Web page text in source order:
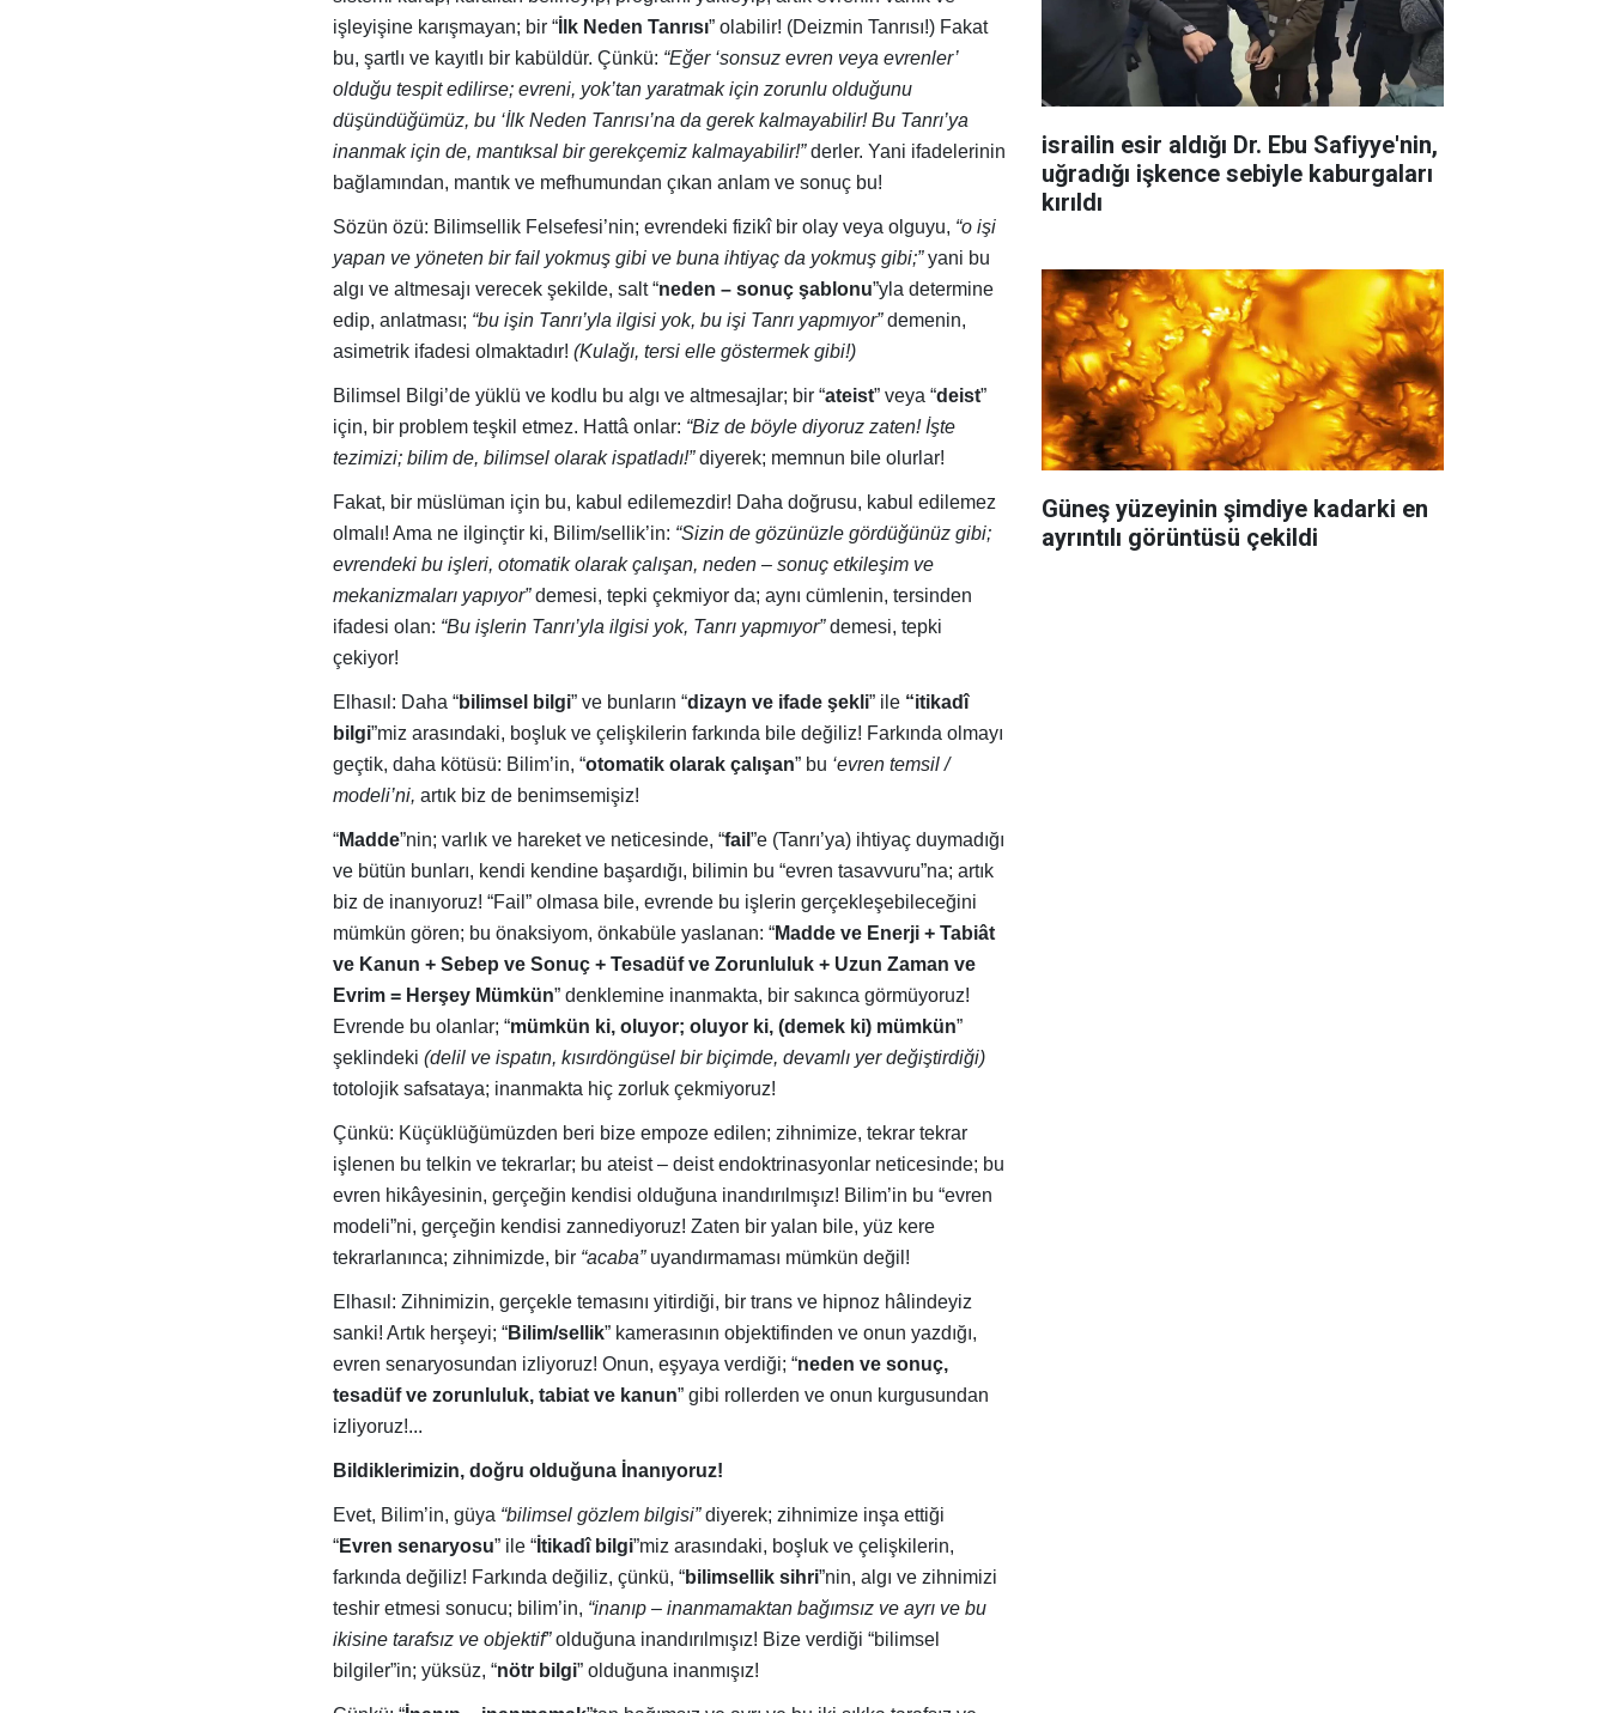
işleyişine karışmayan; bir “ İlk Neden Tanrısı” olabilir! (Deizmin Tanrısı!) Fakat
bu, şartlı ve kayıtlı bir kabüldür. Çünkü: “Eğer ‘sonsuz evren veya evrenler’
olduğu tespit edilirse; evreni, yok’tan yaratmak için zorunlu olduğunu
düşündüğümüz, bu ‘İlk Neden Tanrısı’na da gerek kalmayabilir! Bu Tanrı’ya
inanmak için de, mantıksal bir gerekçemiz kalmayabilir!”derler. Yani ifadelerinin
bağlamından, mantık ve mefhumundan çıkan anlam ve sonuç bu!
Sözün özü: Bilimsellik Felsefesi’nin; evrendeki fizikî bir olay veya olguyu, “o işi
yapan ve yöneten bir fail yokmuş gibi ve buna ihtiyaç da yokmuş gibi;”yani bu
algı ve altmesajı verecek şekilde, salt “neden – sonuç şablonu”yla determine
edip, anlatması; “bu işin Tanrı’yla ilgisi yok, bu işi Tanrı yapmıyor”demenin,
asimetrik ifadesi olmaktadır! (Kulağı, tersi elle göstermek gibi!)
Bilimsel Bilgi’de yüklü ve kodlu bu algı ve altmesajlar; bir “ateist” veya “deist”
için, bir problem teşkil etmez. Hattâ onlar: “Biz de böyle diyoruz zaten! İşte
tezimizi; bilim de, bilimsel olarak ispatladı!”diyerek; memnun bile olurlar!
Fakat, bir müslüman için bu, kabul edilemezdir! Daha doğrusu, kabul edilemez
olmalı! Ama ne ilginçtir ki, Bilim/sellik’in: “Sizin de gözünüzle gördüğünüz gibi;
evrendeki bu işleri, otomatik olarak çalışan, neden – sonuç etkileşim ve
mekanizmaları yapıyor”demesi, tepki çekmiyor da; aynı cümlenin, tersinden
ifadesi olan: “Bu işlerin Tanrı’yla ilgisi yok, Tanrı yapmıyor”demesi, tepki
çekiyor!
Elhasıl: Daha “bilimsel bilgi” ve bunların “dizayn ve ifade şekli” ile “itikadî
bilgi”miz arasındaki, boşluk ve çelişkilerin farkında bile değiliz! Farkında olmayı
geçtik, daha kötüsü: Bilim’in, “otomatik olarak çalışan” bu ‘evren temsil /
modeli’ni, artık biz de benimsemişiz!
“Madde”nin; varlık ve hareket ve neticesinde, “fail ”e (Tanrı’ya) ihtiyaç duymadığı
ve bütün bunları, kendi kendine başardığı, bilimin bu “evren tasavvuru”na; artık
biz de inanıyoruz! “Fail” olmasa bile, evrende bu işlerin gerçekleşebileceğini
mümkün gören; bu önaksiyom, önkabüle yaslanan: “Madde ve Enerji + Tabiât
ve Kanun + Sebep ve Sonuç + Tesadüf ve Zorunluluk + Uzun Zaman ve
Evrim = Herşey Mümkün” denklemine inanmakta, bir sakınca görmüyoruz!
Evrende bu olanlar; “mümkün ki, oluyor; oluyor ki, (demek ki) mümkün”
şeklindeki (delil ve ispatın, kısırdöngüsel bir biçimde, devamlı yer değiştirdiği)
totolojik safsataya; inanmakta hiç zorluk çekmiyoruz!
Çünkü: Küçüklüğümüzden beri bize empoze edilen; zihnimize, tekrar tekrar
işlenen bu telkin ve tekrarlar; bu ateist – deist endoktrinasyonlar neticesinde; bu
evren hikâyesinin, gerçeğin kendisi olduğuna inandırılmışız! Bilim’in bu “evren
modeli”ni, gerçeğin kendisi zannediyoruz! Zaten bir yalan bile, yüz kere
tekrarlanınca; zihnimizde, bir “acaba”uyandırmaması mümkün değil!
Elhasıl: Zihnimizin, gerçekle temasını yitirdiği, bir trans ve hipnoz hâlindeyiz
sanki! Artık herşeyi; “Bilim/sellik” kamerasının objektifinden ve onun yazdığı,
evren senaryosundan izliyoruz! Onun, eşyaya verdiği; “neden ve sonuç,
tesadüf ve zorunluluk, tabiat ve kanun” gibi rollerden ve onun kurgusundan
izliyoruz!...
Bildiklerimizin, doğru olduğuna İnanıyoruz!
Evet, Bilim’in, güya “bilimsel gözlem bilgisi”diyerek; zihnimize inşa ettiği
“Evren senaryosu” ile “ İtikadî bilgi”miz arasındaki, boşluk ve çelişkilerin,
farkında değiliz! Farkında değiliz, çünkü, “bilimsellik sihri”nin, algı ve zihnimizi
teshir etmesi sonucu; bilim’in, “inanıp – inanmamaktan bağımsız ve ayrı ve bu
ikisine tarafsız ve objektif”olduğuna inandırılmışız! Bize verdiği “bilimsel
bilgiler”in; yüksüz, “nötr bilgi” olduğuna inanmışız!
israilin esir aldığı Dr. Ebu Safiyye'nin,
uğradığı işkence sebiyle kaburgaları
kırıldı
Güneş yüzeyinin şimdiye kadarki en
ayrıntılı görüntüsü çekildi